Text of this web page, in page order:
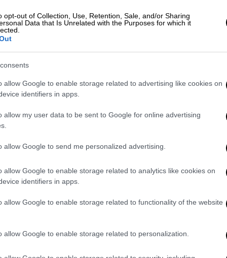
opt-out of Collection, Use, Retention, Sale, and/or Sharing
Data that Is Unrelated with the Purposes for which it
allow Google to enable storage related to advertising like cookies on
identifiers in apps.
allow my user data to be sent to Google for online advertising
allow Google to send me personalized advertising.
allow Google to enable storage related to analytics like cookies on
identifiers in apps.
allow Google to enable storage related to functionality of the website
allow Google to enable storage related to personalization.
ενός κοριτσιού» με τη Μαργαρίτα Θεοδωράκη, τον
πάλι για να να μου δώσει αυτή τη
με τον άνθρωπο που ήταν
Πάω λοιπόν, διαβάζω το όνομα του
και μου ανοίγει μία πολύ όμορφη
του. Την ρωτάω που είναι ο
απαντάει "είναι στην Αθήνα κύριε